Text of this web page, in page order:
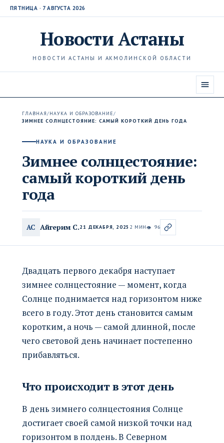
ПЯТНИЦА · 7 АВГУСТА 2026
НовостиАстаны
НОВОСТИ АСТАНЫ И АКМОЛИНСКОЙ ОБЛАСТИ
ГЛАВНАЯ/НАУКА И ОБРАЗОВАНИЕ/
ЗИМНЕЕ СОЛНЦЕСТОЯНИЕ: САМЫЙ КОРОТКИЙ ДЕНЬ ГОДА
НАУКА И ОБРАЗОВАНИЕ
Зимнее солнцестояние:
самый короткий день
года
АС Айгерим С.21 ДЕКАБРЯ, 2025 2 МИН👁 96
Двадцать первого декабря наступает
зимнее солнцестояние — момент, когда
Солнце поднимается над горизонтом ниже
всего в году. Этот день становится самым
коротким, а ночь — самой длинной, после
чего световой день начинает постепенно
прибавляться.
Что происходит в этот день
В день зимнего солнцестояния Солнце
достигает своей самой низкой точки над
горизонтом в полдень. В Северном